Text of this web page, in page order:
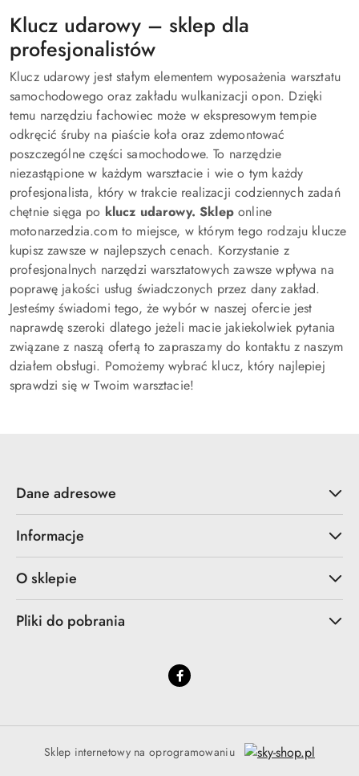
Klucz udarowy – sklep dla
profesjonalistów
Klucz udarowy jest stałym elementem wyposażenia warsztatu
samochodowego oraz zakładu wulkanizacji opon. Dzięki
temu narzędziu fachowiec może w ekspresowym tempie
odkręcić śruby na piaście koła oraz zdemontować
poszczególne części samochodowe. To narzędzie
niezastąpione w każdym warsztacie i wie o tym każdy
profesjonalista, który w trakcie realizacji codziennych zadań
chętnie sięga po klucz udarowy. Sklep online
motonarzedzia.com to miejsce, w którym tego rodzaju klucze
kupisz zawsze w najlepszych cenach. Korzystanie z
profesjonalnych narzędzi warsztatowych zawsze wpływa na
poprawę jakości usług świadczonych przez dany zakład.
Jesteśmy świadomi tego, że wybór w naszej ofercie jest
naprawdę szeroki dlatego jeżeli macie jakiekolwiek pytania
związane z naszą ofertą to zapraszamy do kontaktu z naszym
działem obsługi. Pomożemy wybrać klucz, który najlepiej
sprawdzi się w Twoim warsztacie!
Dane adresowe
Informacje
O sklepie
Pliki do pobrania
Sklep internetowy na oprogramowaniu